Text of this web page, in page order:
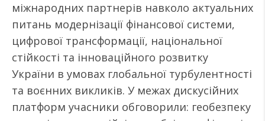
міжнародних партнерів навколо актуальних
питань модернізації фінансової системи,
цифрової трансформації, національної
стійкості та інноваційного розвитку
України в умовах глобальної турбулентності
та воєнних викликів. У межах дискусійних
платформ учасники обговорили: геобезпеку